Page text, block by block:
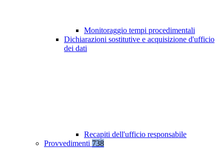
Monitoraggio tempi procedimentali
Dichiarazioni sostitutive e acquisizione d'ufficio
dei dati
Recapiti dell'ufficio responsabile
Provvedimenti 738